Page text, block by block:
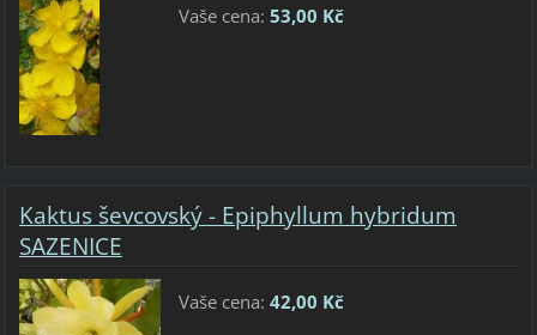
Vaše cena: 53,00 Kč
Kaktus ševcovský - Epiphyllum hybridum
SAZENICE
Vaše cena: 42,00 Kč